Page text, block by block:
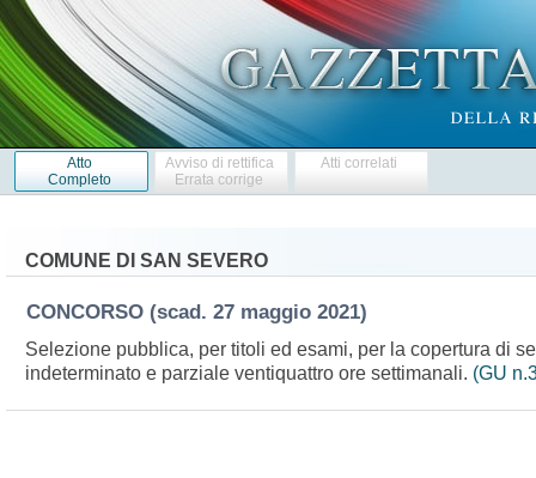
Atto
Completo
Avviso di rettifica
Errata corrige
Atti correlati
COMUNE DI SAN SEVERO
CONCORSO (scad. 27 maggio 2021)
Selezione pubblica, per titoli ed esami, per la copertura di
indeterminato e parziale ventiquattro ore settimanali. (GU